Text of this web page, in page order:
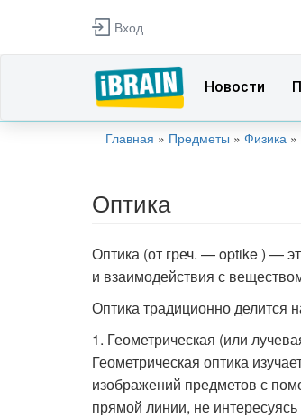
Перейти к основному содержанию
Вход
Новости
Вы здесь
Главная » Предметы » Физика »
Оптика
Оптика (от греч. — optike ) —
и взаимодействия с
Оптика традиционно делится
1. Геометрическая (или
Геометрическая оптика
изображений предметов с
прямой линии, не